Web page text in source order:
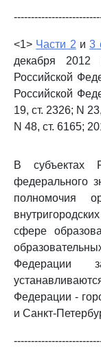
<1> Части 2 и3
декабря
Российской
Российской
19, ст. 2326; N
N 48, ст. 6165;
В субъектах
федерального
полномочия
сфере
Федерации
Федерации -
и Санкт-